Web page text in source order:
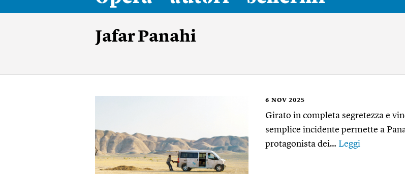
Jafar Panahi
6 NOV 2025
Girato in completa segretezza e
semplice incidente permette a
protagonista dei… Leggi